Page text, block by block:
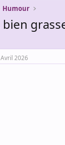
Humour
2026